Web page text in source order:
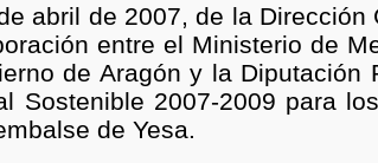
abril de 2007, de la
entre el Ministerio de
de Aragón y la
Sostenible 2007-2009 para
de Yesa.